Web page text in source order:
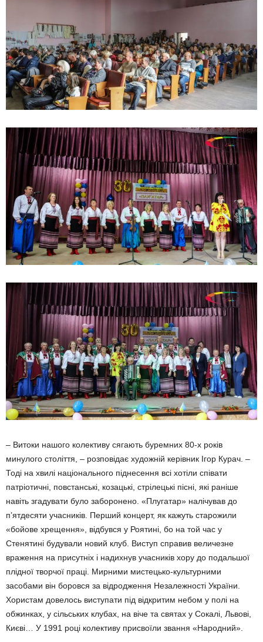
– Витоки нашого колективу сягають бурем­них 80-х років
минулого століття, – розпові­дає художній керівник Ігор Курач. –
Тоді на хвилі національного піднесення всі хотіли співати
патріотичні, повстанські, козацькі, стрілецькі пісні, які раніше
навіть згадувати було заборонено. «Плугатар» налічував до
п’ятдесяти учасників. Перший концерт, як кажуть старожили
«бойове хрещення», відбувся у Роятині, бо на той час у
Стенятині будували новий клуб. Виступ справив вели­чезне
враження на присутніх і надихнув учасників хору до подальшої
плідної творчої праці. Мирними мистецько-культурними
засобами він боровся за відродження Неза­лежності України.
Хористам довелось виступати під відкритим небом у полі на
обжинках, у сільських клубах, на віче та святах у Сокалі, Львові,
Києві… У 1991 році колективу присвоїли звання «Народний».